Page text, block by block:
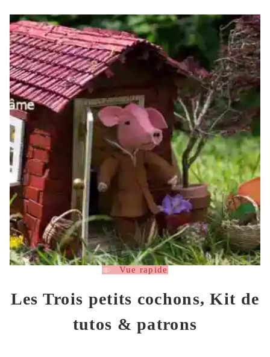
Vue rapide
Les Trois petits cochons, Kit de
tutos & patrons